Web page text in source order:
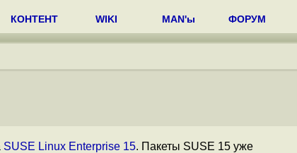
КОНТЕНТ WIKI MAN'ы ФОРУМ
SUSE Linux Enterprise 15. Пакеты SUSE 15 уже